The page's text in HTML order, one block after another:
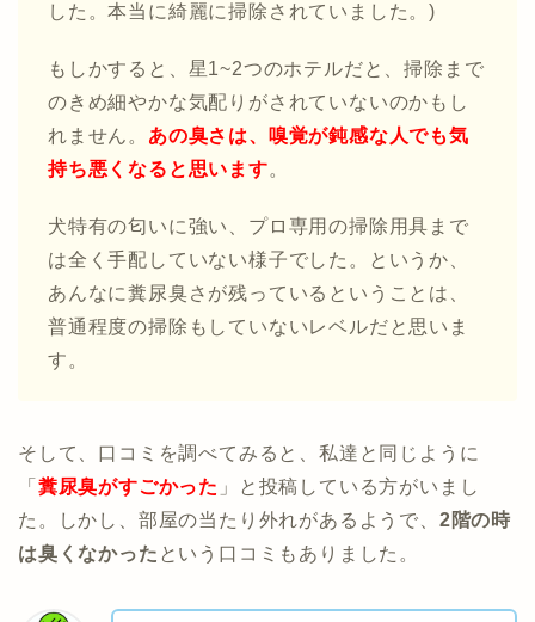
した。本当に綺麗に掃除されていました。)
もしかすると、星1~2つのホテルだと、掃除まで
のきめ細やかな気配りがされていないのかもし
れません。 あの臭さは、嗅覚が鈍感な人でも気
持ち悪くなると思います。
犬特有の匂いに強い、プロ専用の掃除用具まで
は全く手配していない様子でした。というか、
あんなに糞尿臭さが残っているということは、
普通程度の掃除もしていないレベルだと思いま
す。
そして、口コミを調べてみると、私達と同じように
「 糞尿臭がすごかった 」と投稿している方がいまし
た。しかし、部屋の当たり外れがあるようで、 2階の時
は臭くなかった という口コミもありました。